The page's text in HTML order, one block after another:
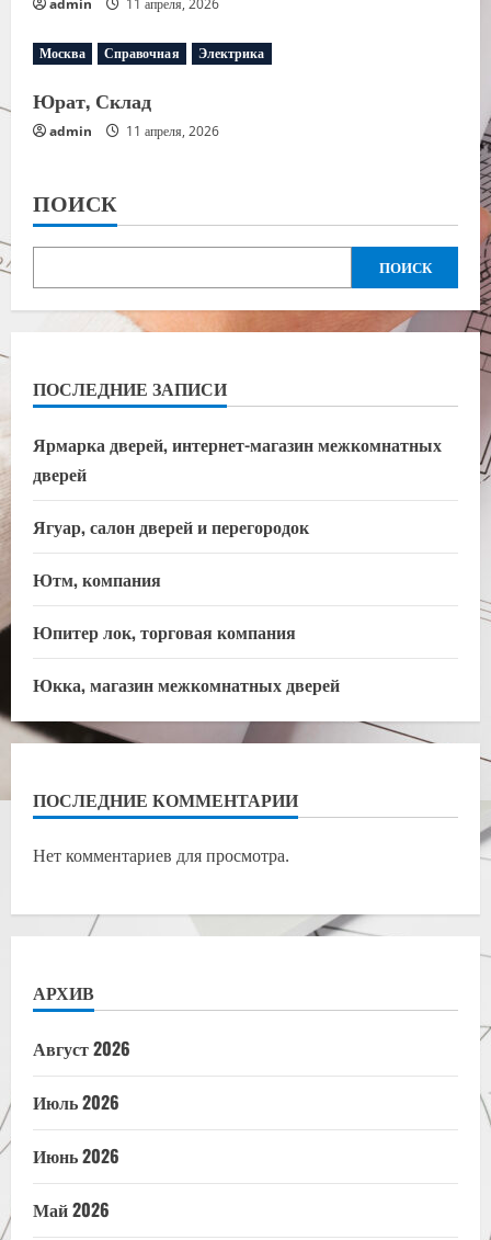
admin 11 апреля, 2026
Москва Справочная Электрика
Юрат, Склад
admin 11 апреля, 2026
ПОИСК
ПОИСК
ПОСЛЕДНИЕ ЗАПИСИ
Ярмарка дверей, интернет-магазин межкомнатных
дверей
Ягуар, салон дверей и перегородок
Ютм, компания
Юпитер лок, торговая компания
Юкка, магазин межкомнатных дверей
ПОСЛЕДНИЕ КОММЕНТАРИИ
Нет комментариев для просмотра.
АРХИВ
Август 2026
Июль 2026
Июнь 2026
Май 2026